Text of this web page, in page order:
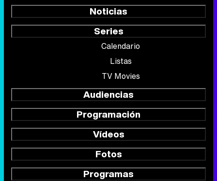
Noticias
Series
Calendario
Listas
TV Movies
Audiencias
Programación
Vídeos
Fotos
Programas